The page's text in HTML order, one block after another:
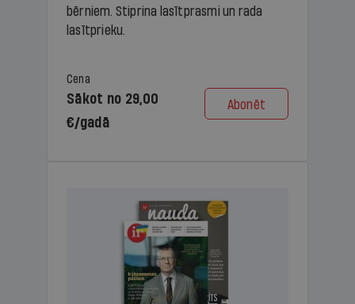
bērniem. Stiprina lasītprasmi un rada
lasītprieku.
Cena
Sākot no 29,00
€/gadā
Abonēt